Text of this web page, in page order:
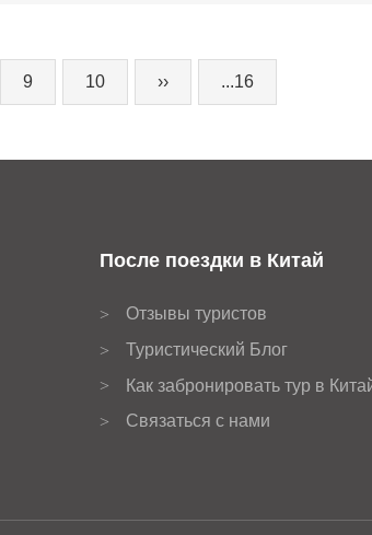
9 10 ›› ...16
После поездки в Китай
>
Отзывы туристов
>
Туристический Блог
>
Как забронировать тур в
>
Связаться с нами